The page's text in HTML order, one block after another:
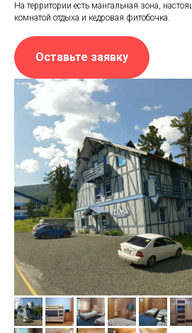
На территории есть мангальная зона,
комнатой отдыха и кедровая фитобочка.
Оставьте заявку